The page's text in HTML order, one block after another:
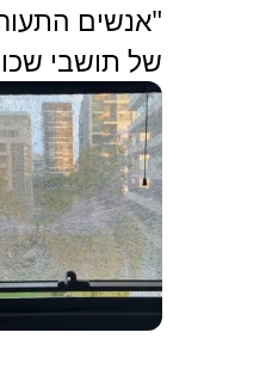
"אנשים
של תושבי